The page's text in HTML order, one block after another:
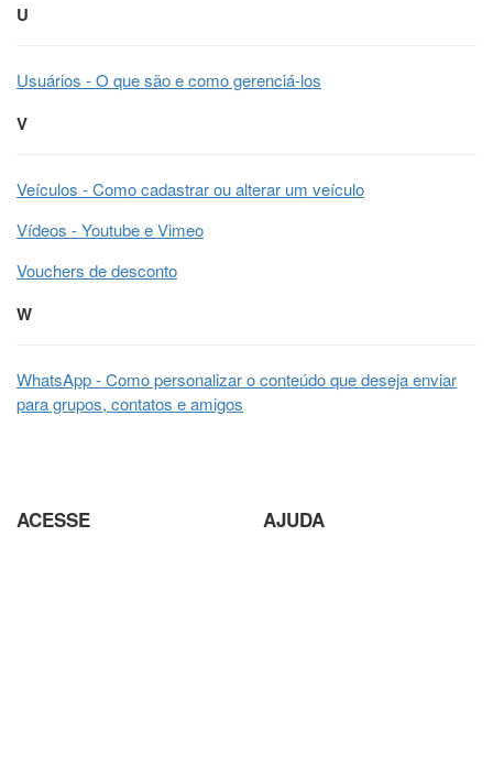
U
Usuários - O que são e como gerenciá-los
V
Veículos - Como cadastrar ou alterar um veículo
Vídeos - Youtube e Vimeo
Vouchers de desconto
W
WhatsApp - Como personalizar o conteúdo que deseja enviar
para grupos, contatos e amigos
ACESSE AJUDA